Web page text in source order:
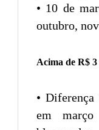
• 10 de
outubro,
Acima de R$
•
em